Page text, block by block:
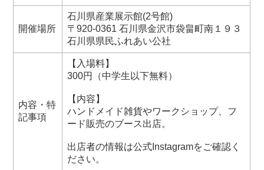
開催場所
石川県産業展示館(2号館)
〒920-0361 石川県金沢市袋畠町南１９３
石川県県民ふれあい公社
内容・特
記事項
【入場料】
300円（中学生以下無料）
【内容】
ハンドメイド雑貨やワークショップ、フ
ード販売のブース出店。
出店者の情報は公式Instagramをご確認く
ださい。